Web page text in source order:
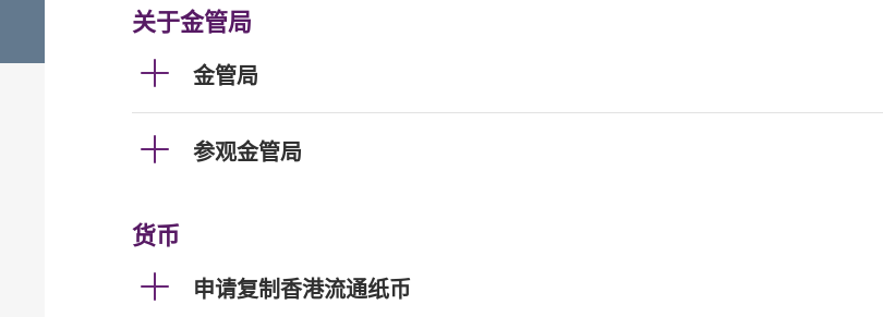
关于金管局
金管局
参观金管局
货币
申请复制香港流通纸币